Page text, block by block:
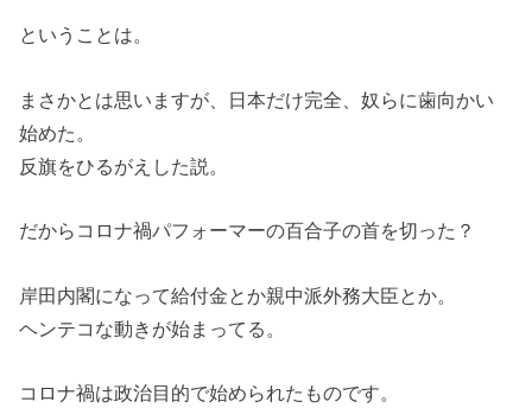
ということは。
まさかとは思いますが、日本だけ完全、奴らに歯向かい
始めた。
反旗をひるがえした説。
だからコロナ禍パフォーマーの百合子の首を切った？
岸田内閣になって給付金とか親中派外務大臣とか。
ヘンテコな動きが始まってる。
コロナ禍は政治目的で始められたものです。